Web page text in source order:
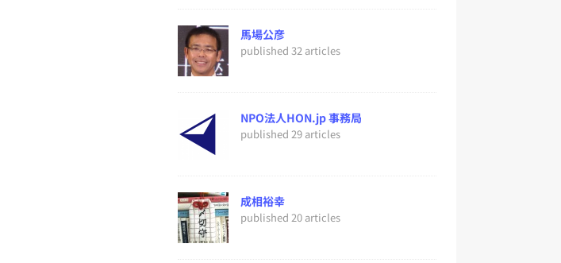
馬場公彦
published 32 articles
NPO法人HON.jp 事務局
published 29 articles
成相裕幸
published 20 articles